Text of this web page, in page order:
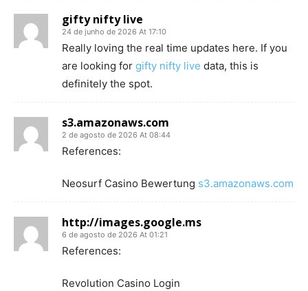
gifty nifty live
24 de junho de 2026 At 17:10
Really loving the real time updates here. If you
are looking for gifty nifty live data, this is
definitely the spot.
s3.amazonaws.com
2 de agosto de 2026 At 08:44
References:
Neosurf Casino Bewertung s3.amazonaws.com
http://images.google.ms
6 de agosto de 2026 At 01:21
References:
Revolution Casino Login